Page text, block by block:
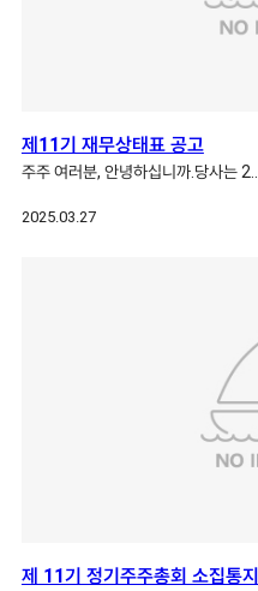
제11기 재무상태표 공고
주주 여러분, 안녕하십니까.당사는 2…
2025.03.27
제 11기 정기주주총회 소집통지